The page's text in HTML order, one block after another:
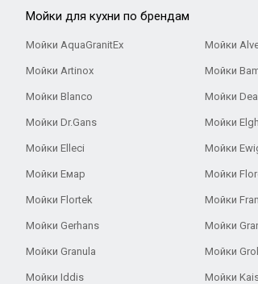
Мойки для кухни по брендам
Мойки AquaGranitEx Мойки
Мойки Artinox Мойки
Мойки Blanco Мойки
Мойки Dr.Gans Мойки
Мойки Elleci Мойки
Мойки Емар Мойки
Мойки Flortek Мойки
Мойки Gerhans Мойки
Мойки Granula Мойки
Мойки Iddis Мойки